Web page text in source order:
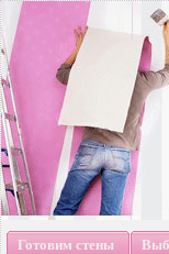
Готовим стены